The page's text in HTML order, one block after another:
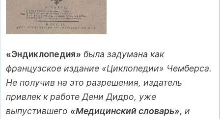
«Эндиклопедия» была задумана как
французское издание «Циклопедии» Чемберса.
Не получив на это разрешения, издатель
привлек к работе Дени Дидро, уже
выпустившего «Медицинский словарь», и